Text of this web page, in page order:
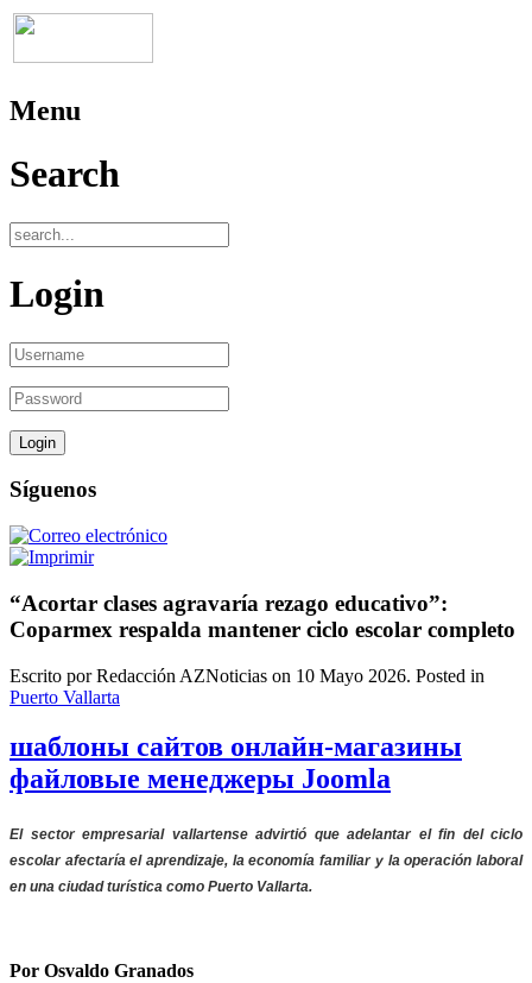
Menu
Search
Login
Síguenos
“Acortar clases agravaría rezago educativo”:
Coparmex respalda mantener ciclo escolar completo
Escrito por Redacción AZNoticias on 10 Mayo 2026. Posted in
Puerto Vallarta
шаблоны сайтов онлайн-магазины
файловые менеджеры Joomla
El sector empresarial vallartense advirtió que adelantar el fin del ciclo
escolar afectaría el aprendizaje, la economía familiar y la operación laboral
en una ciudad turística como Puerto Vallarta.
Por Osvaldo Granados